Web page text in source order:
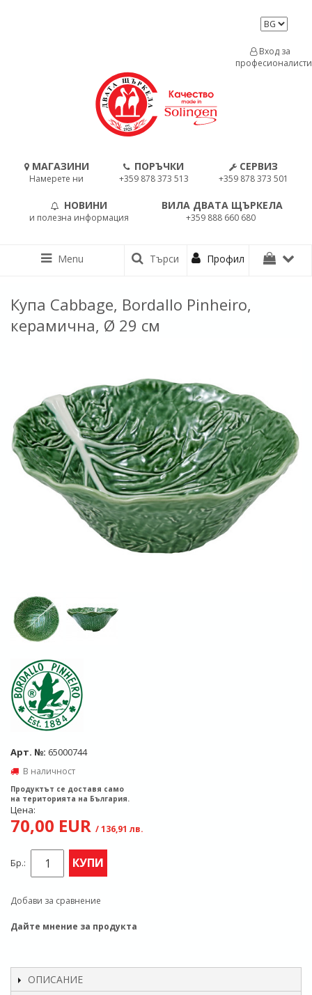
МАГАЗИНИ
Намерете ни
ПОРЪЧКИ
+359 878 373 513
СЕРВИЗ
+359 878 373 501
НОВИНИ
и полезна информация
ВИЛА ДВАТА ЩЪРКЕЛА
+359 888 660 680
Вход за
професионалисти
Menu Търси Профил
Купа Cabbage, Bordallo Pinheiro,
керамична, Ø 29 см
Арт. №: 65000744
В наличност
Продуктът се доставя само
на територията на България.
Цена:
70,00 EUR / 136,91 лв.
Бр.: КУПИ
Добави за сравнение
Дайте мнение за продукта
ОПИСАНИЕ